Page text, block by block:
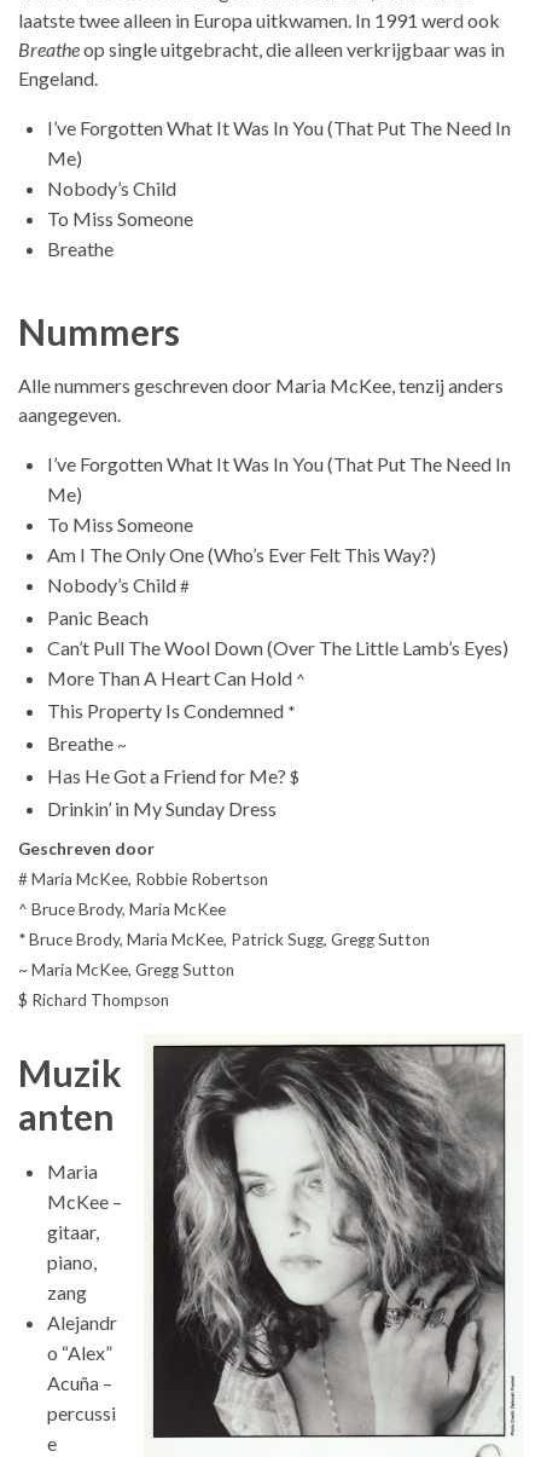
laatste twee alleen in Europa uitkwamen. In 1991 werd ook
Breatheop single uitgebracht, die alleen verkrijgbaar was in
Engeland.
I’ve Forgotten What It Was In You (That Put The Need In
Me)
Nobody’s Child
To Miss Someone
Breathe
Nummers
Alle nummers geschreven door Maria McKee, tenzij anders
aangegeven.
I’ve Forgotten What It Was In You (That Put The Need In
Me)
To Miss Someone
Am I The Only One (Who’s Ever Felt This Way?)
Nobody’s Child#
Panic Beach
Can’t Pull The Wool Down (Over The Little Lamb’s Eyes)
More Than A Heart Can Hold ^
This Property Is Condemned *
Breathe ~
Has He Got a Friend for Me? $
Drinkin’ in My Sunday Dress
Geschreven door
# Maria McKee, Robbie Robertson
^ Bruce Brody, Maria McKee
* Bruce Brody, Maria McKee, Patrick Sugg, Gregg Sutton
~ Maria McKee, Gregg Sutton
$ Richard Thompson
Muzik
anten
Maria
McKee –
gitaar,
piano,
zang
Alejandr
o “Alex”
Acuña –
percussi
e